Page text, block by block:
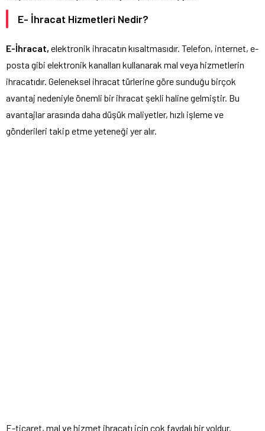
E- İhracat Hizmetleri Nedir?
E-İhracat, elektronik ihracatın kısaltmasıdır. Telefon, internet, e-
posta gibi elektronik kanalları kullanarak mal veya hizmetlerin
ihracatıdır. Geleneksel ihracat türlerine göre sunduğu birçok
avantaj nedeniyle önemli bir ihracat şekli haline gelmiştir. Bu
avantajlar arasında daha düşük maliyetler, hızlı işleme ve
gönderileri takip etme yeteneği yer alır.
E-ticaret, mal ve hizmet ihracatı için çok faydalı bir yoldur.